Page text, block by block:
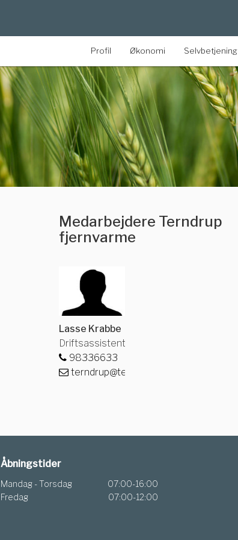
Profil Økonomi Selvbetjening
Medarbejdere Terndrup
fjernvarme
Lasse Krabbe
Driftsassistent
98336633
terndrup@terndrupfjernvarme.dk
Åbningstider
Mandag - Torsdag
07:00-16:00
Fredag
07:00-12:00